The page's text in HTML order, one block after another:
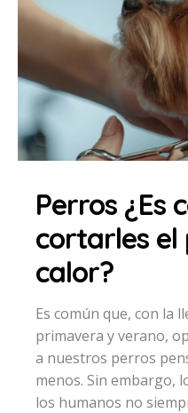
Perros ¿Es
cortarles el
calor?
Es común que, con la
primavera y verano,
a nuestros perros
menos. Sin embargo,
los humanos no